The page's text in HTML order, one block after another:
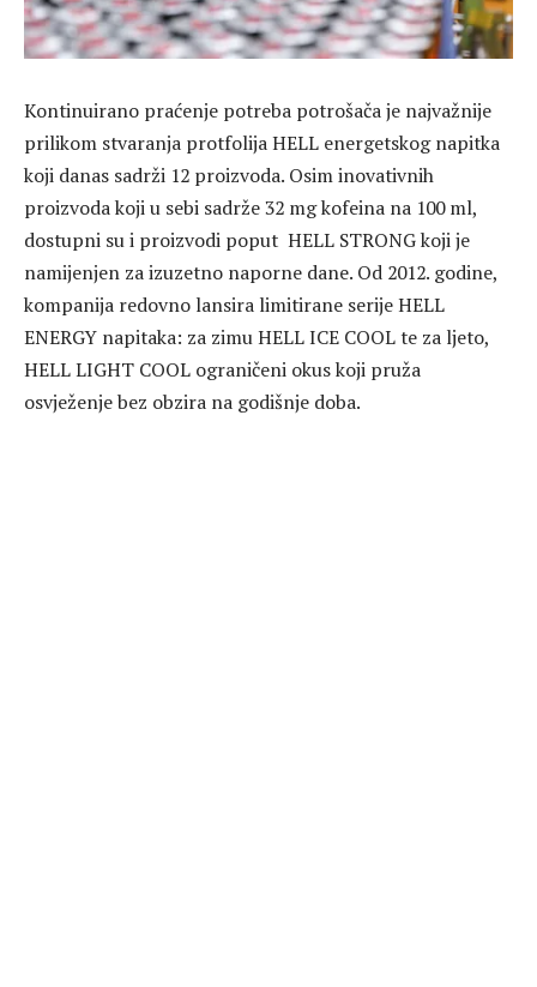
Kontinuirano praćenje potreba potrošača je najvažnije
prilikom stvaranja protfolija HELL energetskog napitka
koji danas sadrži 12 proizvoda. Osim inovativnih
proizvoda koji u sebi sadrže 32 mg kofeina na 100 ml,
dostupni su i proizvodi poput HELL STRONG koji je
namijenjen za izuzetno naporne dane. Od 2012. godine,
kompanija redovno lansira limitirane serije HELL
ENERGY napitaka: za zimu HELL ICE COOL te za ljeto,
HELL LIGHT COOL ograničeni okus koji pruža
osvježenje bez obzira na godišnje doba.